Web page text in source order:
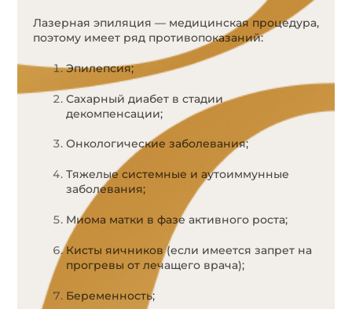
Лазерная эпиляция — медицинская процедура,
поэтому имеет ряд противопоказаний:
Эпилепсия;
Сахарный диабет в стадии
декомпенсации;
Онкологические заболевания;
Тяжелые системные и аутоиммунные
заболевания;
Миома матки в фазе активного роста;
Кисты яичников (если имеется запрет на
прогревы от лечащего врача);
Беременность;